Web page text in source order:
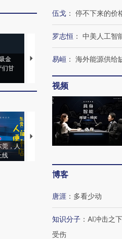
金
们甘
马航飞行员跨国走私7万
视
育
莞，人
线
【推广】走进第四届链博
会，让数智科技“链”接产
【
伍戈 ： 停不下来的价
罗志恒 ： 中美人工智
易峘 ： 海外能源供给
视频
博客
唐涯 ： 多看少动
知识分子 ： AI冲击之
受伤